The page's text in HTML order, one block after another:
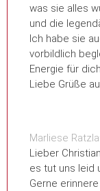
was sie alles
und die
Ich habe sie
vorbildlich
Energie für
Liebe Grüße
Marliese
Lieber
es tut uns leid
Gerne